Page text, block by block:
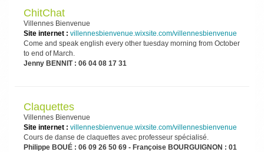
ChitChat
Villennes Bienvenue
Site internet : villennesbienvenue.wixsite.com/villennesbienvenue
Come and speak english every other tuesday morning from October
to end of March.
Jenny BENNIT : 06 04 08 17 31
Claquettes
Villennes Bienvenue
Site internet : villennesbienvenue.wixsite.com/villennesbienvenue
Cours de danse de claquettes avec professeur spécialisé.
Philippe BOUÉ : 06 09 26 50 69 - Françoise BOURGUIGNON : 01